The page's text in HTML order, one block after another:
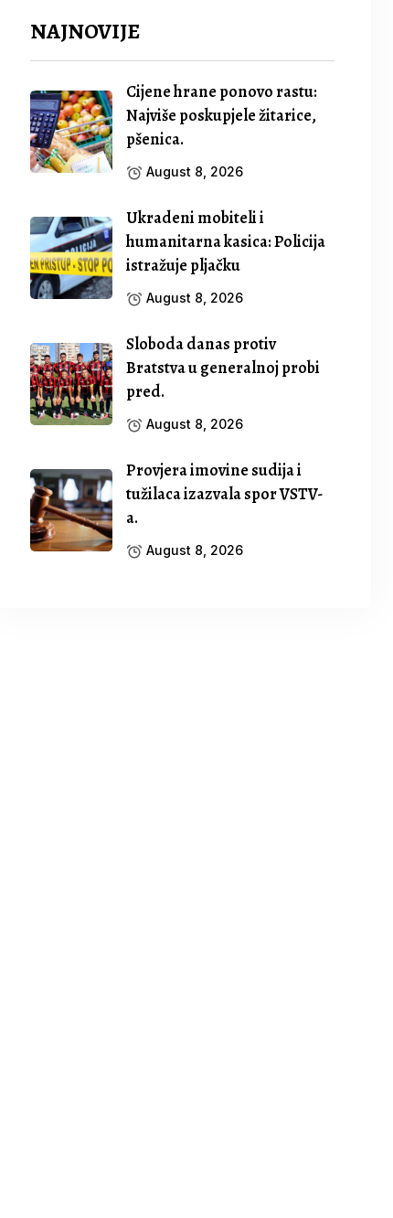
NAJNOVIJE
Cijene hrane ponovo rastu:
Najviše poskupjele žitarice,
pšenica.
August 8, 2026
Ukradeni mobiteli i
humanitarna kasica: Policija
istražuje pljačku
August 8, 2026
Sloboda danas protiv
Bratstva u generalnoj probi
pred.
August 8, 2026
Provjera imovine sudija i
tužilaca izazvala spor VSTV-
a.
August 8, 2026